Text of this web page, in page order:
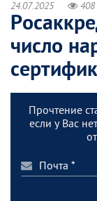
24.07.2025 408
число
Прочтение
если у Вас